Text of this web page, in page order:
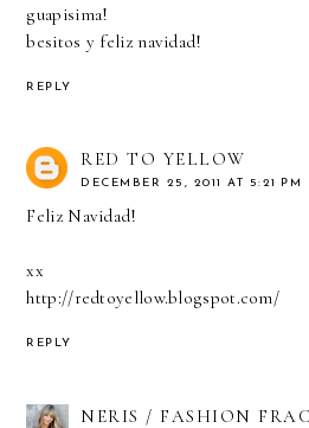
guapisima!
besitos y feliz navidad!
REPLY
RED TO YELLOW
DECEMBER 25, 2011 AT 5:21 PM
Feliz Navidad!
xx
http://redtoyellow.blogspot.com/
REPLY
NERIS / FASHION